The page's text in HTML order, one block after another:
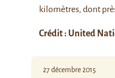
kilomètres, dont
Crédit : United
27 décembre 2015